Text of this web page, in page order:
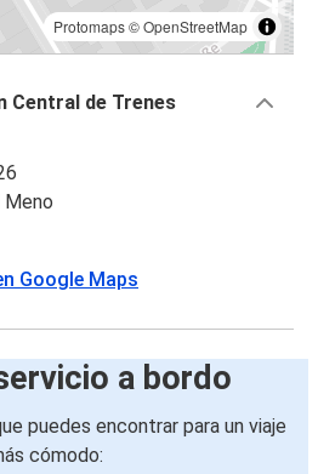
Protomaps©OpenStreetMap
Central de Trenes
Google Maps
a bordo
puedes encontrar para un viaje
cómodo: